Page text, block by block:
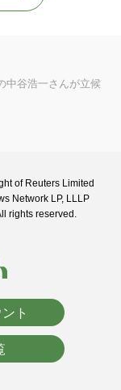
谷浩一さんが立候
of Reuters Limited
Network LP, LLLP
rights reserved.
ト